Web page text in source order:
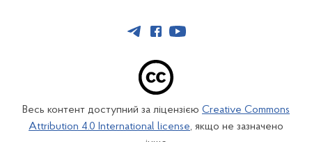
Весь контент доступний за ліцензією Creative Commons
Attribution 4.0 International license, якщо не зазначено